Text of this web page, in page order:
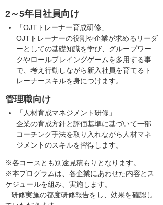
2～5年目社員向け
「OJTトレーナー育成研修」
OJTトレーナーの役割や企業が求めるリーダ
ーとしての基礎知識を学び、グループワー
クやロールプレイングゲームを多用する事
で、考え行動しながら新入社員を育てるト
レーナースキルを身につけます。
管理職向け
「人材育成マネジメント研修」
企業の育成方針と評価基準に基づいて一部
コーチング手法を取り入れながら人材マネ
ジメントのスキルを習得します。
※各コースとも別途見積もりとなります。
※本プログラムは、各企業にあわせた内容とス
ケジュールを組み、実施します。
研修実施の都度研修報告をし、効果を確認し